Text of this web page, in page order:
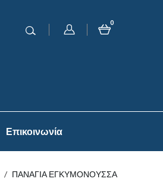
0
Επικοινωνία
/ ΠΑΝΑΓΙΑ ΕΓΚΥΜΟΝΟΥΣΣΑ